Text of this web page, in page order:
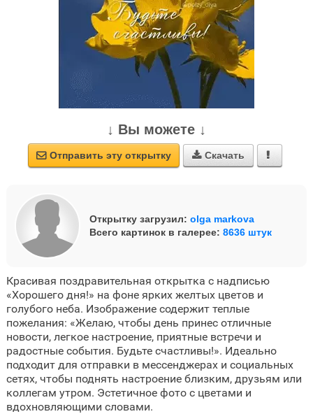
↓ Вы можете ↓
 Отправить эту открытку  Скачать 
Открытку загрузил: olga markova
Всего картинок в галерее: 8636 штук
Красивая поздравительная открытка с надписью
«Хорошего дня!» на фоне ярких желтых цветов и
голубого неба. Изображение содержит теплые
пожелания: «Желаю, чтобы день принес отличные
новости, легкое настроение, приятные встречи и
радостные события. Будьте счастливы!». Идеально
подходит для отправки в мессенджерах и социальных
сетях, чтобы поднять настроение близким, друзьям или
коллегам утром. Эстетичное фото с цветами и
вдохновляющими словами.